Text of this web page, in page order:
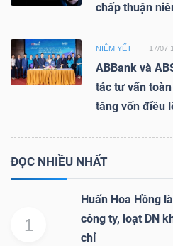
chấp thuận
NIÊM YẾT 17/07
ABBank và
tác tư vấn
tăng vốn điều
ĐỌC NHIỀU NHẤT
1
Huấn Hoa Hồng
công ty, loạt DN
chỉ